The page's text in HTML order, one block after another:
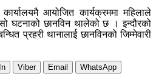
कार्यालयमै आयोजित कार्यक्रममा महिलाले
घटनाको छानविन थालेको छ । इन्दौरको
प्रहरी थानालाई छानविनको जिम्मेवारी
Viber Email WhatsApp